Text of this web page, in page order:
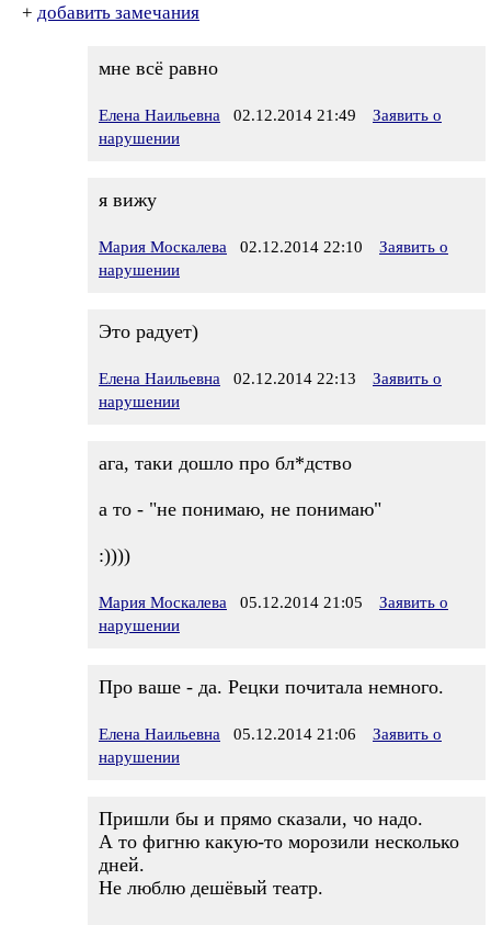
+ добавить замечания
мне всё равно
Елена Наильевна 02.12.2014 21:49
Заявить о
нарушении
я вижу
Мария Москалева 02.12.2014 22:10
Заявить о
нарушении
Это радует)
Елена Наильевна 02.12.2014 22:13
Заявить о
нарушении
ага, таки дошло про бл*дство
а то - "не понимаю, не понимаю"
:))))
Мария Москалева 05.12.2014 21:05
Заявить о
нарушении
Про ваше - да. Рецки почитала немного.
Елена Наильевна 05.12.2014 21:06
Заявить о
нарушении
Пришли бы и прямо сказали, чо надо.
А то фигню какую-то морозили несколько
дней.
Не люблю дешёвый театр.